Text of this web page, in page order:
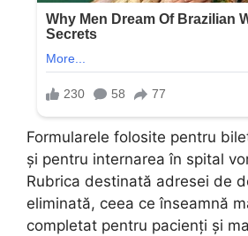
Formularele folosite pentru
și pentru internarea în spital
Rubrica destinată adresei de
eliminată, ceea ce înseamnă
completat pentru pacienți și